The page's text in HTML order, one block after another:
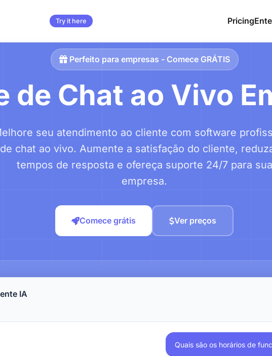
Try it here Pricing
Perfeito para empresas - Comece GRÁTIS
de Chat ao Vivo
seu atendimento ao cliente com software
de chat ao vivo. Aumente a satisfação do cliente,
tempos de resposta e ofereça suporte 24/7 para sua
empresa.
Comece grátis Ver preços
IA
Quais são os horários de